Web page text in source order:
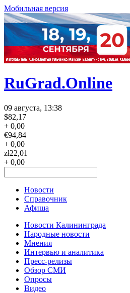
Мобильная версия
RuGrad.Online
09 августа, 13:38
$82,17
+ 0,00
€94,84
+ 0,00
zł22,01
+ 0,00
Новости
Справочник
Афиша
Новости Калининграда
Народные новости
Мнения
Интервью и аналитика
Пресс-релизы
Обзор СМИ
Опросы
Видео